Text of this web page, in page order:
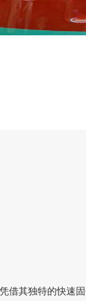
借其独特的快速